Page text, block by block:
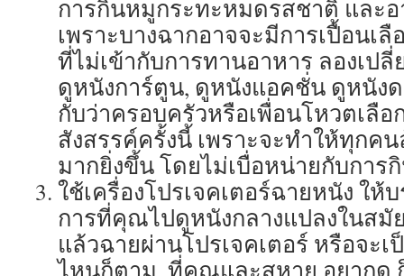
การกินหมูกระทะหมดรสชาติ และ
เพราะบางฉากอาจจะมีการเปื้อนเ
ที่ไม่เข้ากับการทานอาหาร ลองเป
ดูหนังการ์ตูน, ดูหนังแอคชั่น ดูหนัง
กับว่าครอบครัวหรือเพื่อนโหวตเลือ
สังสรรค์ครั้งนี้ เพราะจะทำให้ทุกค
มากยิ่งขึ้น โดยไม่เบื่อหน่ายกับการ
ใช้เครื่องโปรเจคเตอร์ฉายหนัง ให้
การที่คุณไปดูหนังกลางแปลงในสมั
แล้วฉายผ่านโปรเจคเตอร์ หรือจะ
ไหนก็ตาม, ที่คุณและสหาย อยากดู